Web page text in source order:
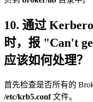
10. 通过
时，报 "Can't
应该如何处理？
首先检查是否所有的
/etc/krb5.conf文件。